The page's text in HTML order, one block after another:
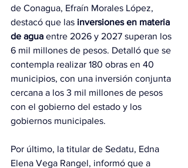
de Conagua, Efraín Morales López,
destacó que las inversiones en materia
de agua entre 2026 y 2027 superan los
6 mil millones de pesos. Detalló que se
contempla realizar 180 obras en 40
municipios, con una inversión conjunta
cercana a los 3 mil millones de pesos
con el gobierno del estado y los
gobiernos municipales.
Por último, la titular de Sedatu, Edna
Elena Vega Rangel, informó que a